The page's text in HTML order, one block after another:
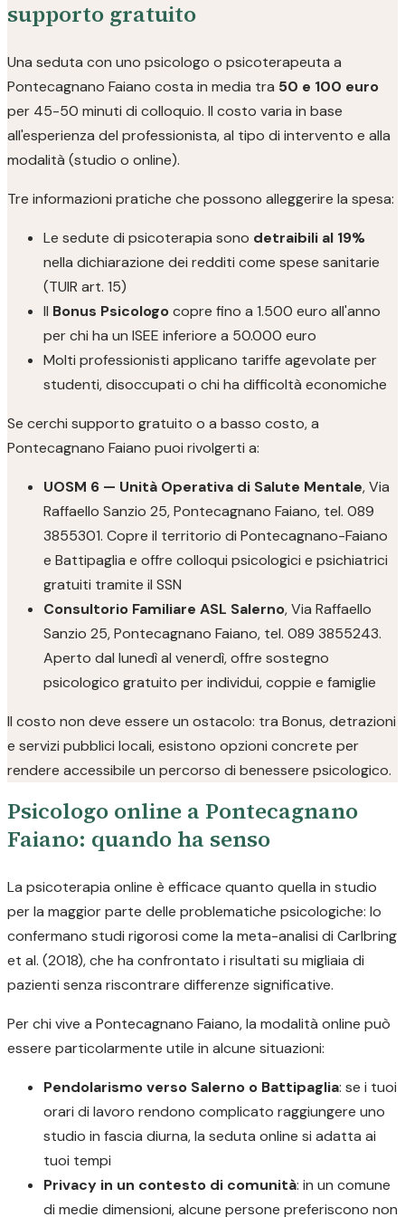
supporto gratuito
Una seduta con uno psicologo o psicoterapeuta a
Pontecagnano Faiano costa in media tra 50 e 100 euro
per 45-50 minuti di colloquio. Il costo varia in base
all'esperienza del professionista, al tipo di intervento e alla
modalità (studio o online).
Tre informazioni pratiche che possono alleggerire la spesa:
Le sedute di psicoterapia sono detraibili al 19%
nella dichiarazione dei redditi come spese sanitarie
(TUIR art. 15)
Il Bonus Psicologocopre fino a 1.500 euro all'anno
per chi ha un ISEE inferiore a 50.000 euro
Molti professionisti applicano tariffe agevolate per
studenti, disoccupati o chi ha difficoltà economiche
Se cerchi supporto gratuito o a basso costo, a
Pontecagnano Faiano puoi rivolgerti a:
UOSM 6 — Unità Operativa di Salute Mentale, Via
Raffaello Sanzio 25, Pontecagnano Faiano, tel. 089
3855301. Copre il territorio di Pontecagnano-Faiano
e Battipaglia e offre colloqui psicologici e psichiatrici
gratuiti tramite il SSN
Consultorio Familiare ASL Salerno, Via Raffaello
Sanzio 25, Pontecagnano Faiano, tel. 089 3855243.
Aperto dal lunedì al venerdì, offre sostegno
psicologico gratuito per individui, coppie e famiglie
Il costo non deve essere un ostacolo: tra Bonus, detrazioni
e servizi pubblici locali, esistono opzioni concrete per
rendere accessibile un percorso di benessere psicologico.
Psicologo online a Pontecagnano
Faiano: quando ha senso
La psicoterapia online è efficace quanto quella in studio
per la maggior parte delle problematiche psicologiche: lo
confermano studi rigorosi come la meta-analisi di Carlbring
et al. (2018), che ha confrontato i risultati su migliaia di
pazienti senza riscontrare differenze significative.
Per chi vive a Pontecagnano Faiano, la modalità online può
essere particolarmente utile in alcune situazioni:
Pendolarismo verso Salerno o Battipaglia: se i tuoi
orari di lavoro rendono complicato raggiungere uno
studio in fascia diurna, la seduta online si adatta ai
tuoi tempi
Privacy in un contesto di comunità: in un comune
di medie dimensioni, alcune persone preferiscono non